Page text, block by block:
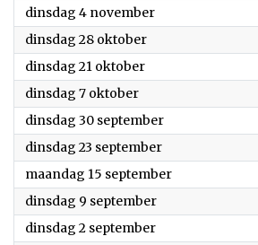
dinsdag 4 november2025
dinsdag 28 oktober2025
dinsdag 21 oktober2025
dinsdag 7 oktober2025
dinsdag 30 september2025
dinsdag 23 september2025
maandag 15 september2025
dinsdag 9 september2025
dinsdag 2 september2025